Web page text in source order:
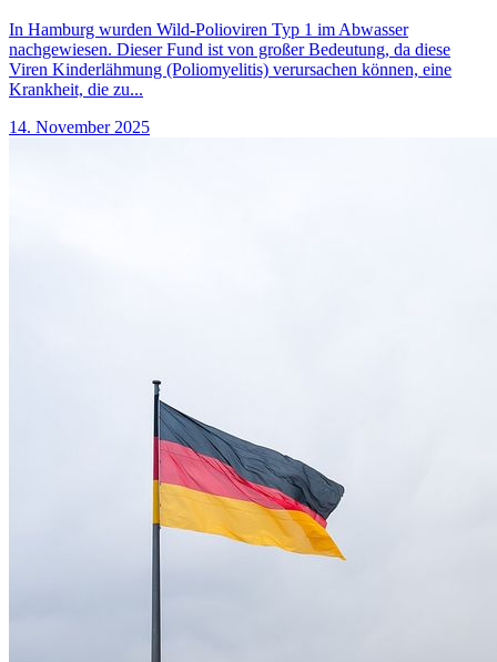
In Hamburg wurden Wild-Polioviren Typ 1 im Abwasser
nachgewiesen. Dieser Fund ist von großer Bedeutung, da diese
Viren Kinderlähmung (Poliomyelitis) verursachen können, eine
Krankheit, die zu...
14. November 2025